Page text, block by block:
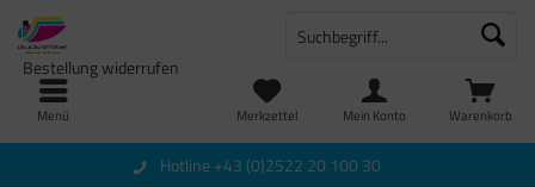
Menü Warenkorb
Merkzettel
Bestellung widerrufen
Mein Konto
Hotline +43 (0)2522 20 100 30